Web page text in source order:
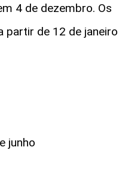
4 de dezembro. Os
partir de 12 de janeiro
junho